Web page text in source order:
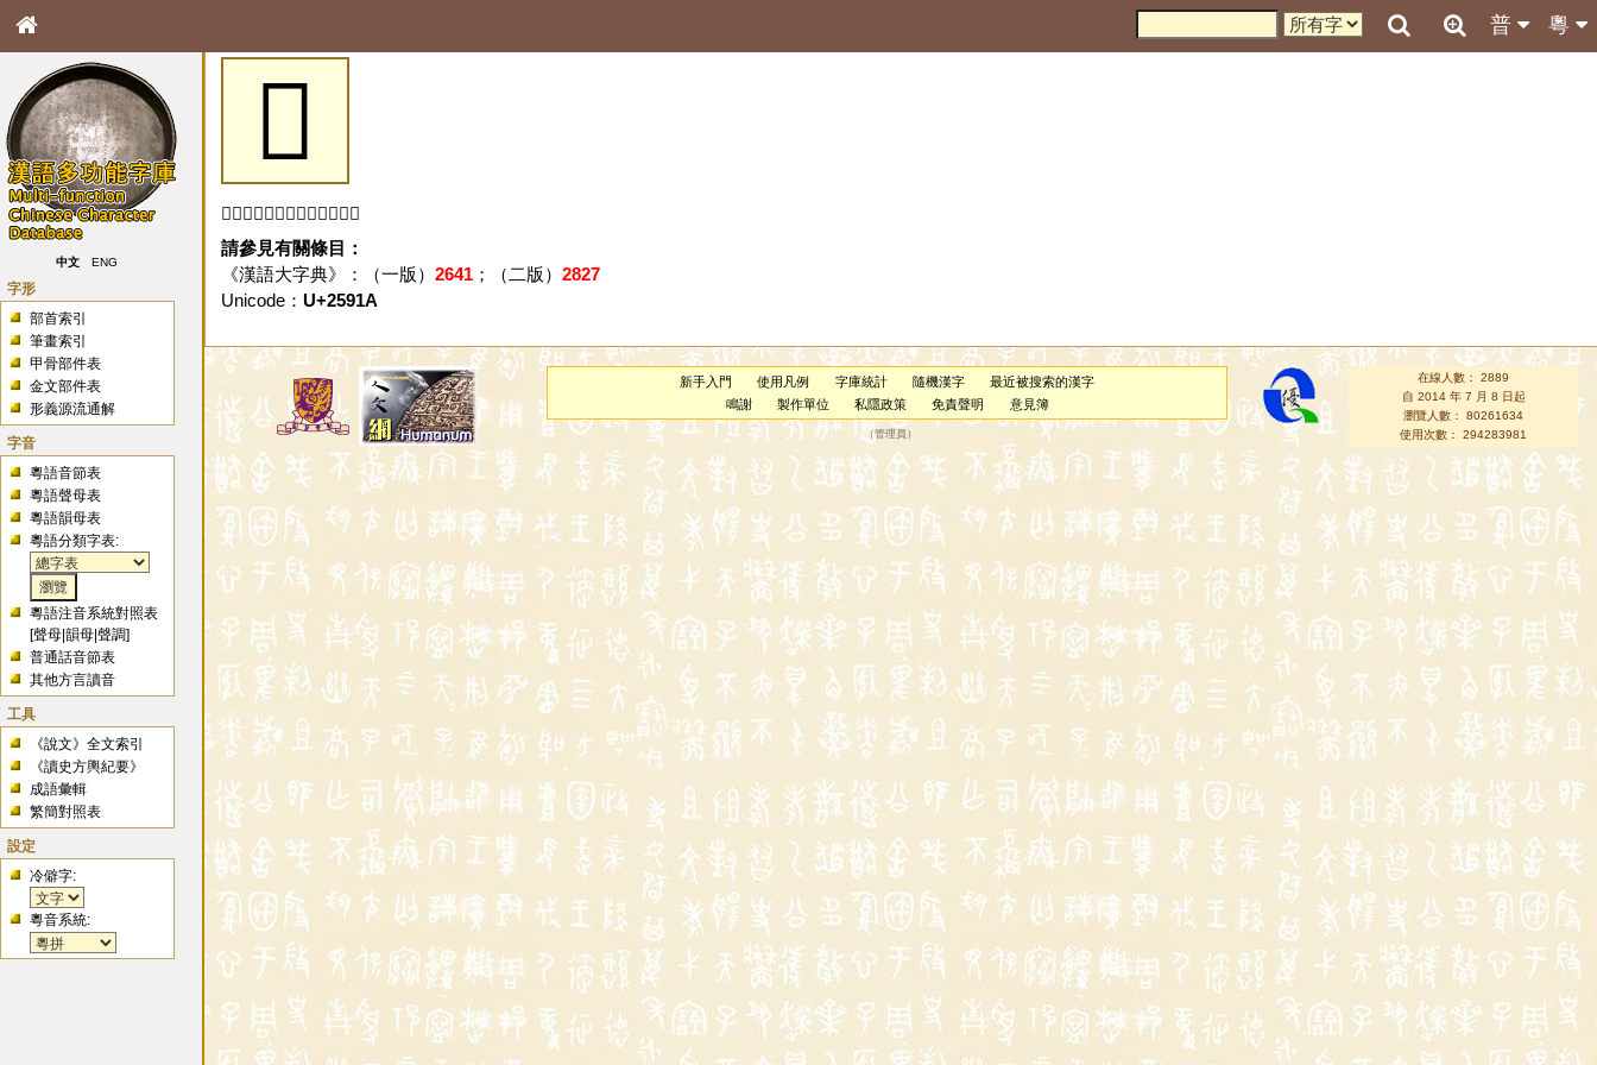
粵
普
中文 ENG
字形
部首索引
筆畫索引
甲骨部件表
金文部件表
形義源流通解
字音
粵語音節表
粵語聲母表
粵語韻母表
粵語分類字表:
粵語注音系統對照表
[聲母 |韻母 |聲調]
普通話音節表
其他方言讀音
工具
《說文》全文索引
《讀史方輿紀要》
成語彙輯
繁簡對照表
設定
冷僻字:
粵音系統:
𥤚
「𥤚」字未收錄於本資料庫。
請參見有關條目：
《漢語大字典》：（一版） 2641；（二版） 2827
Unicode： U+2591A
新手入門 使用凡例 字庫統計 隨機漢字
最近被搜索的漢字
鳴謝
製作單位 私隱政策 免責聲明 意見簿
（管理員 ）
在線人數： 2889
自 2014 年 7 月 8 日起
瀏覽人數： 80261634
使用次數： 294283981